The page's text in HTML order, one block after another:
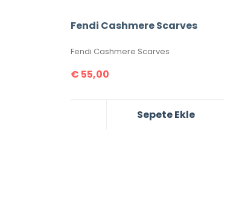
Fendi Cashmere Scarves
Fendi Cashmere Scarves
€ 55,00
Sepete Ekle